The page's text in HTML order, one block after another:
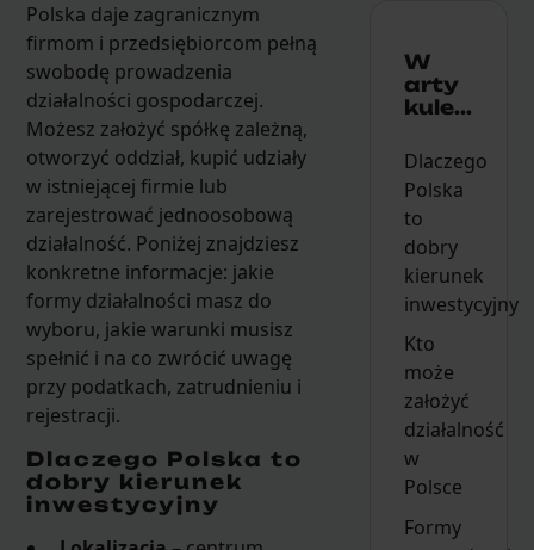
Polska daje zagranicznym
firmom i przedsiębiorcom pełną
swobodę prowadzenia
działalności gospodarczej.
Możesz założyć spółkę zależną,
otworzyć oddział, kupić udziały
w istniejącej firmie lub
zarejestrować jednoosobową
działalność. Poniżej znajdziesz
konkretne informacje: jakie
formy działalności masz do
wyboru, jakie warunki musisz
spełnić i na co zwrócić uwagę
przy podatkach, zatrudnieniu i
rejestracji.
Dlaczego Polska to
dobry kierunek
inwestycyjny
W
arty
kule...
Dlaczego
Polska
to
dobry
kierunek
inwestycyjny
Kto
może
założyć
działalność
w
Polsce
Formy